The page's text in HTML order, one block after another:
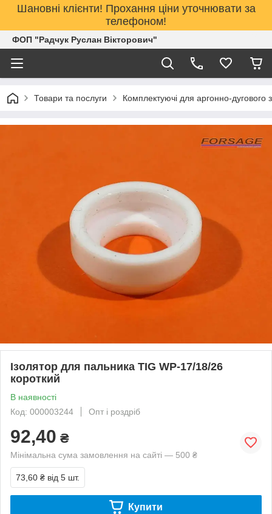
Шановні клієнти! Прохання ціни уточнювати за
телефоном!
ФОП "Радчук Руслан Вікторович"
Товари та послуги Комплектуючі для аргонно-
Ізолятор для пальника TIG WP-17/18/26
короткий
В наявності
Код: 000003244
Опт і роздріб
92,40 ₴
Мінімальна сума замовлення на сайті — 500 ₴
73,60 ₴ від 5 шт.
Купити